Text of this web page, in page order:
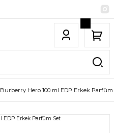
Burberry Hero 100 ml EDP Erkek Parfüm